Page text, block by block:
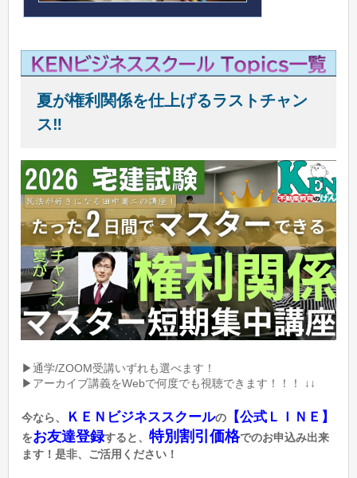
夏が権利関係を仕上げるラストチャン
ス‼
▶通学/ZOOM受講いずれも選べます！
▶アーカイブ講義をWebで何度でも視聴できます！！！ ↓↓
今なら、 ＫＥＮビジネススクールの 【公式ＬＩＮＥ】
をお友達登録すると、特別割引価格でのお申込み出来
ます！是非、ご活用ください！